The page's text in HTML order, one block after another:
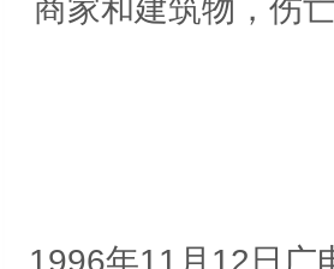
商家和建筑物，伤
1996年11月12日广